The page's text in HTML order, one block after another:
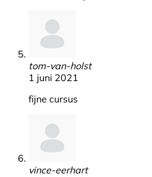
tom-van-holst
1 juni 2021
fijne cursus
vince-eerhart